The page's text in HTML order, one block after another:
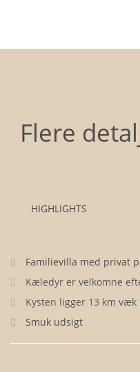
Flere
HIGHLIGHTS
Familievilla med privat
Kæledyr er velkomne
Kysten ligger 13 km væk
Smuk udsigt